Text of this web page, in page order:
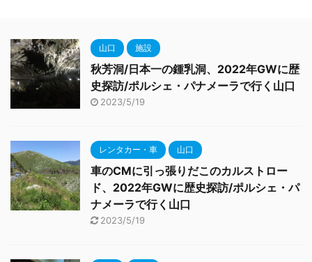
山口 施設
秋芳洞/日本一の鍾乳洞、2022年GWに歴
史探訪/ポルシェ・パナメーラで行く山口
2023/5/19
レンタカー・車 山口
車のCMに引っ張りだこのカルストロー
ド、2022年GWに歴史探訪/ポルシェ・パ
ナメーラで行く山口
2023/5/19